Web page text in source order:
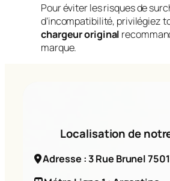
Pour éviter les risques de
d’incompatibilité, privilégiez
chargeur original
marque.
Localisation de
Adresse : 3 Rue Brunel